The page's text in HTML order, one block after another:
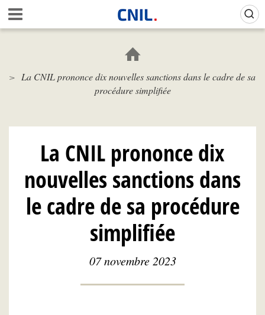
Aller
au
contenu
c
i
N
L
La CNIL prononce dix nouvelles sanctions dans le cadre de sa
procédure simplifiée
La CNIL prononce dix
nouvelles sanctions dans
le cadre de sa procédure
simplifiée
07 novembre 2023
Gestion de vos préférences sur les cookies (témoins de connexion)